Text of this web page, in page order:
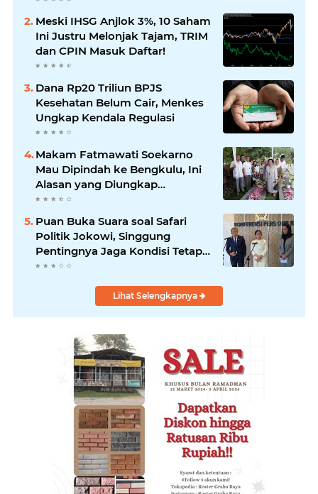
Meski IHSG Anjlok 3%, 10 Saham
Ini Justru Melonjak Tajam, TRIM
dan CPIN Masuk Daftar!
Dana Rp20 Triliun BPJS
Kesehatan Belum Cair, Menkes
Ungkap Kendala Regulasi
Makam Fatmawati Soekarno
Mau Dipindah ke Bengkulu, Ini
Alasan yang Diungkap
Gubernur
Puan Buka Suara soal Safari
Politik Jokowi, Singgung
Pentingnya Jaga Kondisi Tetap
Adem
Lihat Selengkapnya